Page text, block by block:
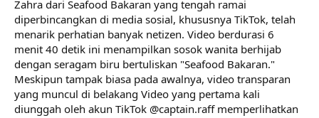
Zahra dari Seafood Bakaran yang tengah ramai
diperbincangkan di media sosial, khususnya TikTok, telah
menarik perhatian banyak netizen. Video berdurasi 6
menit 40 detik ini menampilkan sosok wanita berhijab
dengan seragam biru bertuliskan "Seafood Bakaran."
Meskipun tampak biasa pada awalnya, video transparan
yang muncul di belakang Video yang pertama kali
diunggah oleh akun TikTok @captain.raff memperlihatkan